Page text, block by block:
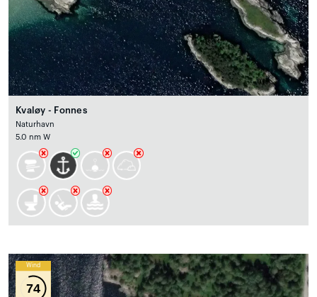
Kvaløy - Fonnes
Naturhavn
5.0 nm W
Wind
74